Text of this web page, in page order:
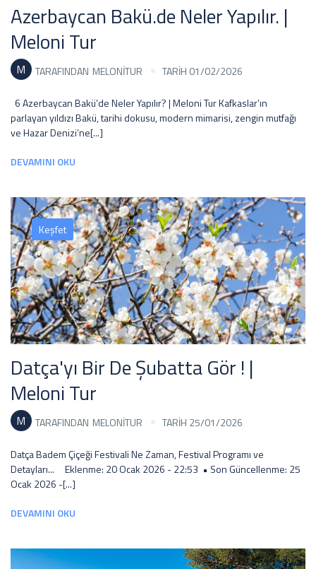
Azerbaycan Bakü.de Neler Yapılır. |
Meloni Tur
M TARAFINDAN MELONITUR TARİH 01/02/2026
6 Azerbaycan Bakü’de Neler Yapılır? | Meloni Tur Kafkaslar’ın
parlayan yıldızı Bakü, tarihi dokusu, modern mimarisi, zengin mutfağı
ve Hazar Denizi’ne[...]
DEVAMINI OKU
Keşfet
Datça'yı Bir De Şubatta Gör ! |
Meloni Tur
M TARAFINDAN MELONITUR TARİH 25/01/2026
Datça Badem Çiçeği Festivali Ne Zaman, Festival Programı ve
Detayları... Eklenme: 20 Ocak 2026 - 22:53 • Son Güncellenme: 25
Ocak 2026 -[...]
DEVAMINI OKU